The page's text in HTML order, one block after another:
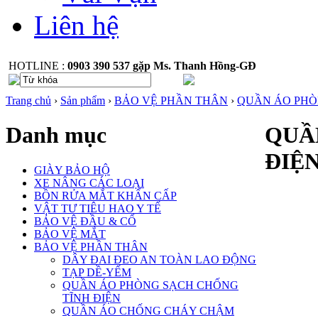
Liên hệ
HOTLINE : 0903 390 537 gặp Ms. Thanh Hồng-GĐ
Trang chủ › Sản phẩm › BẢO VỆ PHẦN THÂN › QUẦN ÁO
Danh mục
GIÀY BẢO HỘ
XE NÂNG CÁC LOẠI
BỒN RỬA MẮT KHẨN CẤP
VẬT TƯ TIÊU HAO Y TẾ
BẢO VỆ ĐẦU & CỔ
BẢO VỆ MẮT
BẢO VỆ PHẦN THÂN
DÂY ĐAI ĐEO AN TOÀN LAO ĐỘNG
TẠP DỀ-YẾM
QUẦN ÁO PHÒNG SẠCH CHỐNG
TĨNH ĐIỆN
QUẦN ÁO CHỐNG CHÁY CHẬM